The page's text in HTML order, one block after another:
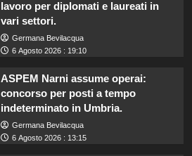
lavoro per diplomati e laureati in
vari settori.
Germana Bevilacqua
6 Agosto 2026 : 19:10
ASPEM Narni assume operai:
concorso per posti a tempo
indeterminato in Umbria.
Germana Bevilacqua
6 Agosto 2026 : 13:15